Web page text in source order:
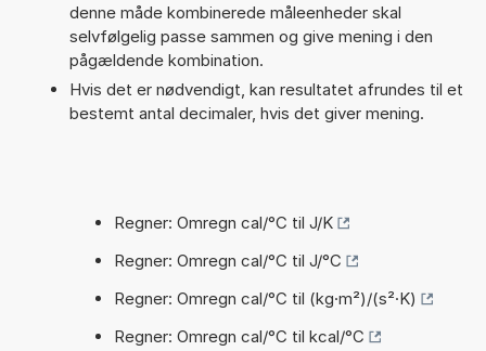
denne måde kombinerede måleenheder skal
selvfølgelig passe sammen og give mening i den
pågældende kombination.
Hvis det er nødvendigt, kan resultatet afrundes til et
bestemt antal decimaler, hvis det giver mening.
Regner: Omregn cal/°C til J/K
Regner: Omregn cal/°C til J/°C
Regner: Omregn cal/°C til (kg·m²)/(s²·K)
Regner: Omregn cal/°C til kcal/°C